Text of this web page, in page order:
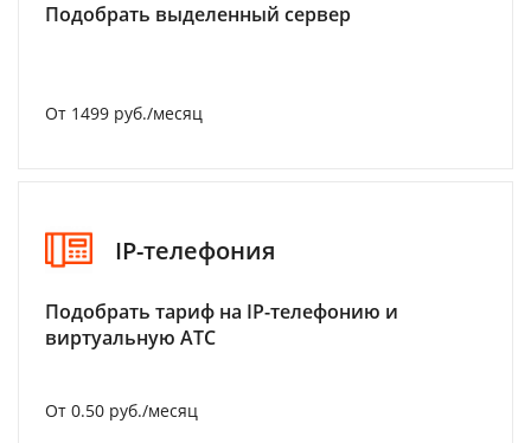
Подобрать выделенный сервер
От 1499 руб./месяц
IP-телефония
Подобрать тариф на IP-телефонию и
виртуальную АТС
От 0.50 руб./месяц